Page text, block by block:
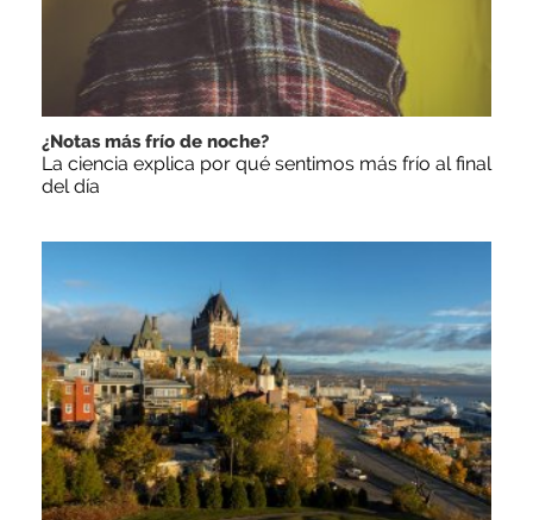
¿Notas más frío de noche?
La ciencia explica por qué sentimos más frío al final
del día